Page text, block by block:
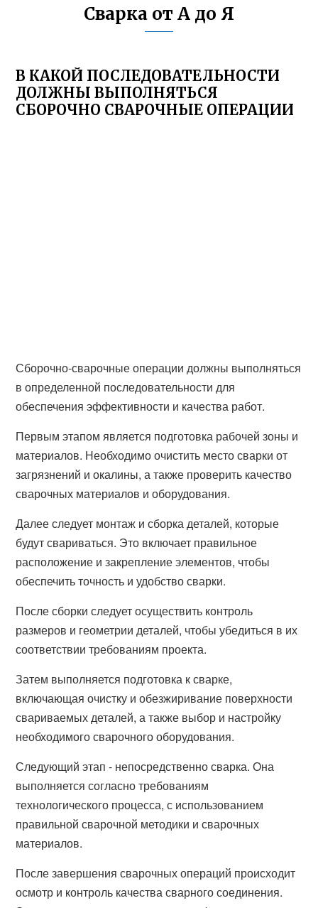
Сварка от А до Я
В КАКОЙ ПОСЛЕДОВАТЕЛЬНОСТИ
ДОЛЖНЫ ВЫПОЛНЯТЬСЯ
СБОРОЧНО СВАРОЧНЫЕ ОПЕРАЦИИ
Сборочно-сварочные операции должны выполняться
в определенной последовательности для
обеспечения эффективности и качества работ.
Первым этапом является подготовка рабочей зоны и
материалов. Необходимо очистить место сварки от
загрязнений и окалины, а также проверить качество
сварочных материалов и оборудования.
Далее следует монтаж и сборка деталей, которые
будут свариваться. Это включает правильное
расположение и закрепление элементов, чтобы
обеспечить точность и удобство сварки.
После сборки следует осуществить контроль
размеров и геометрии деталей, чтобы убедиться в их
соответствии требованиям проекта.
Затем выполняется подготовка к сварке,
включающая очистку и обезжиривание поверхности
свариваемых деталей, а также выбор и настройку
необходимого сварочного оборудования.
Следующий этап - непосредственно сварка. Она
выполняется согласно требованиям
технологического процесса, с использованием
правильной сварочной методики и сварочных
материалов.
После завершения сварочных операций происходит
осмотр и контроль качества сварного соединения.